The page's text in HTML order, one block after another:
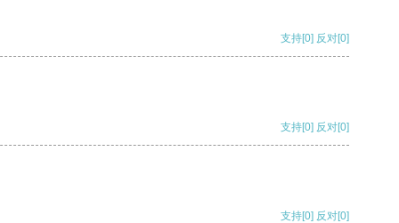
支持[0] 反对[0]
支持[0] 反对[0]
支持[0] 反对[0]